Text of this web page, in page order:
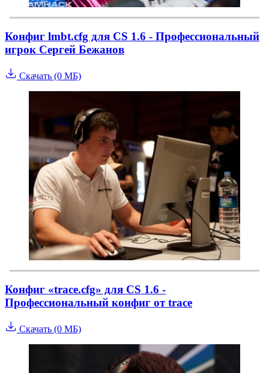
Конфиг lmbt.cfg для CS 1.6 - Профессиональный
игрок Сергей Бежанов
Скачать (0 МБ)
Конфиг «trace.cfg» для CS 1.6 -
Профессиональный конфиг от trace
Скачать (0 МБ)